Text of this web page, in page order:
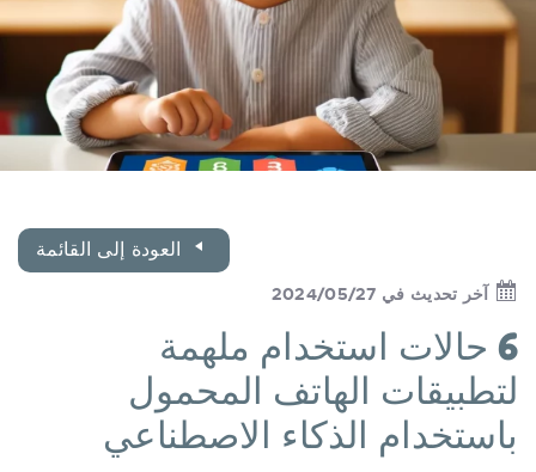
العودة إلى القائمة
آخر تحديث في 2024/05/27
6 حالات استخدام ملهمة
لتطبيقات الهاتف المحمول
باستخدام الذكاء الاصطناعي